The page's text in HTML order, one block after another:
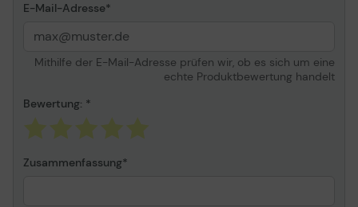
Länge
Kabel
Anschluss/Anschlüsse
1 x HDMI Typ A, 19-polig -
Rechte(r)
Anschluss/Anschlüsse
E-Mail-Adresse
Mithilfe der E-Mail-Adresse prüfen wir, ob es sich um eine
echte Produktbewertung handelt
Bewertung:
Zusammenfassung